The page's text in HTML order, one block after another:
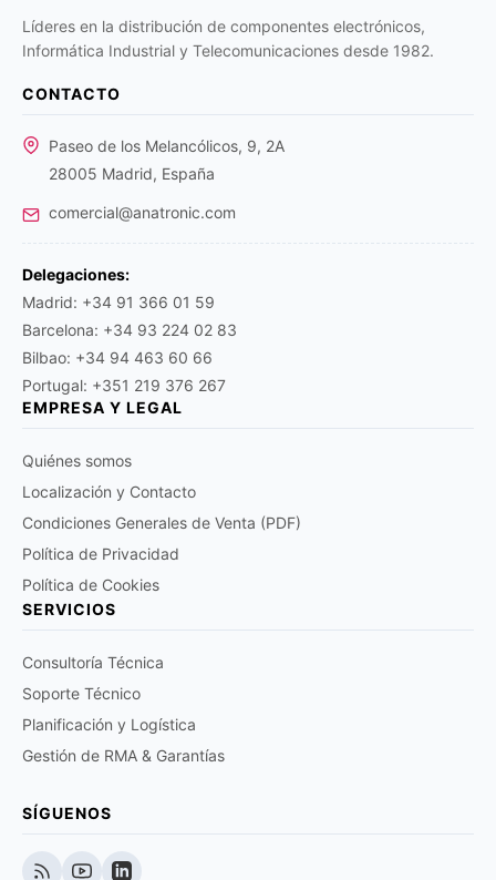
Líderes en la distribución de componentes electrónicos,
Informática Industrial y Telecomunicaciones desde 1982.
CONTACTO
Paseo de los Melancólicos, 9, 2A
28005 Madrid, España
comercial@anatronic.com
Delegaciones:
Madrid: +34 91 366 01 59
Barcelona: +34 93 224 02 83
Bilbao: +34 94 463 60 66
Portugal: +351 219 376 267
EMPRESA Y LEGAL
Quiénes somos
Localización y Contacto
Condiciones Generales de Venta (PDF)
Política de Privacidad
Política de Cookies
SERVICIOS
Consultoría Técnica
Soporte Técnico
Planificación y Logística
Gestión de RMA & Garantías
SÍGUENOS